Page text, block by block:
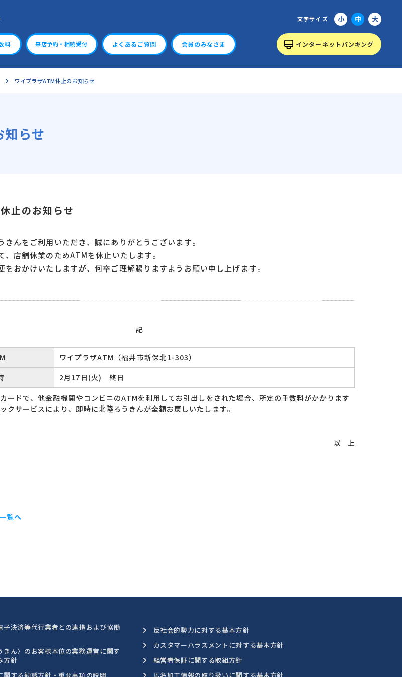
文字サイズ 小 中 大
料 来店予約・相続受付 よくあるご質問 会員のみなさま インターネットバンキング
ワイプラザATM休止のお知らせ
らせ
止のお知らせ
んをご利用いただき、誠にありがとうございます。
店舗休業のためATMを休止いたします。
おかけいたしますが、何卒ご理解賜りますようお願い申し上げます。
記
ワイプラザATM （福井市新保北1-303）
2月17日(火) 終日
ードで、他金融機関やコンビニのATMを利用してお引出しをされた場合、所定の手数料がかかります
クサービスにより、即時に北陸ろうきんが全額お戻しいたします。
以 上
覧へ
子決済等代行業者との連携および協働
きん〉のお客様本位の業務運営に関す
方針
反社会的勢力に対する基本方針
カスタマーハラスメントに対する基本方針
経営者保証に関する取組方針